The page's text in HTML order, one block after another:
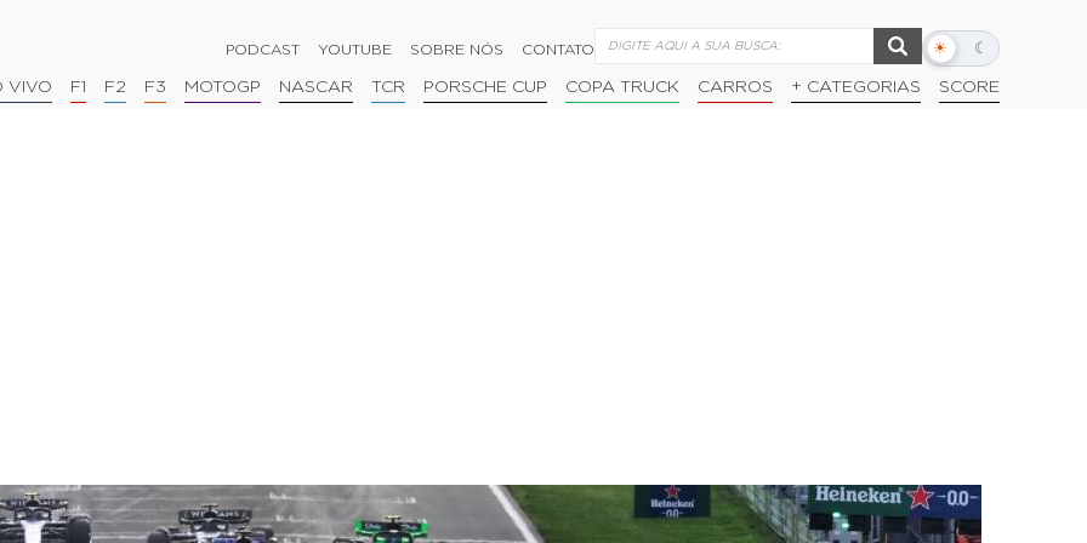
PODCAST YOUTUBE SOBRE NÓS CONTATO ☀ ☾
Alternar
escuro
VIVO F1 F2 F3 MOTOGP NASCAR TCR PORSCHE CUP COPA TRUCK CARROS + CATEGORIAS SCORE